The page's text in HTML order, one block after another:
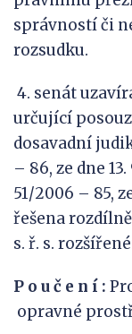
správností či
rozsudku.
4. senát
určující
dosavadní
– 86, ze dne
51/2006 – 85,
řešena
s. ř. s.
P o u č e n í :
opravné